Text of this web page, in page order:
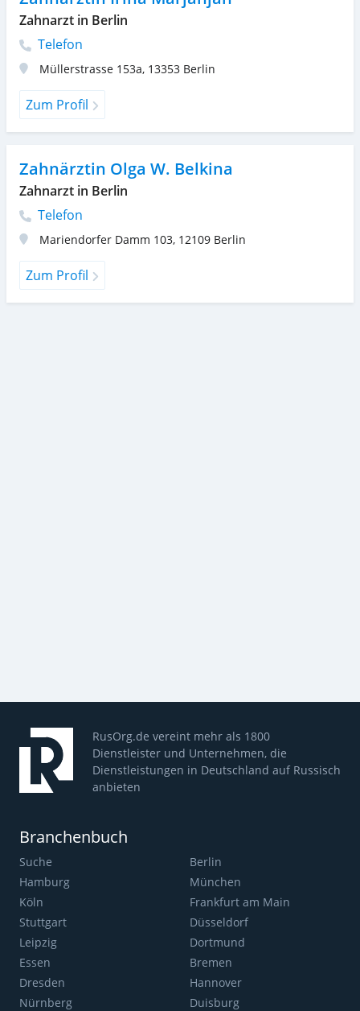
Zahnarzt in Berlin
Telefon
Müllerstrasse 153a, 13353 Berlin
Zum Profil
Zahnärztin Olga W. Belkina
Zahnarzt in Berlin
Telefon
Mariendorfer Damm 103, 12109 Berlin
Zum Profil
RusOrg.de vereint mehr als 1800
Dienstleister und Unternehmen, die
Dienstleistungen in Deutschland auf Russisch
anbieten
Branchenbuch
Suche
Berlin
Hamburg
München
Köln
Frankfurt am Main
Stuttgart
Düsseldorf
Leipzig
Dortmund
Essen
Bremen
Dresden
Hannover
Nürnberg
Duisburg